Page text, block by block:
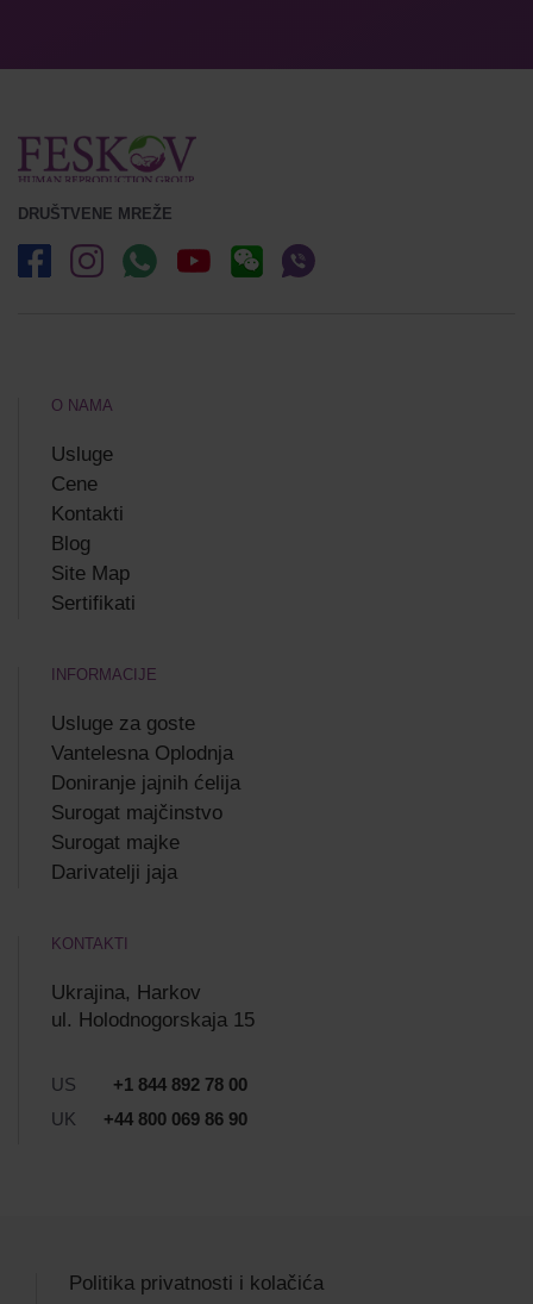
DRUŠTVENE MREŽE
O NAMA
Usluge
Cene
Kontakti
Blog
Site Map
Sertifikati
INFORMACIJE
Usluge za goste
Vantelesna Oplodnja
Doniranje jajnih ćelija
Surogat majčinstvo
Surogat majke
Darivatelji jaja
KONTAKTI
Ukrajina, Harkov
ul. Holodnogorskaja 15
US
+1 844 892 78 00
UK
+44 800 069 86 90
Politika privatnosti i kolačića